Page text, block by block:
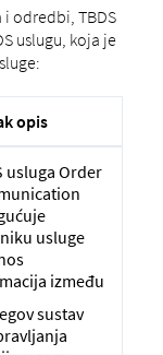
odredbi, TBDS
uslugu, koja je
opis
usluga Order
usluge
između
sustav